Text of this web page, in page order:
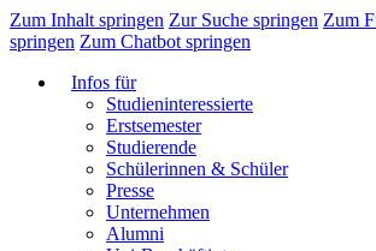
Zum Inhalt springen Zur Suche springen Zum
springen Zum Chatbot springen
Infos für
Studieninteressierte
Erstsemester
Studierende
Schülerinnen & Schüler
Presse
Unternehmen
Alumni